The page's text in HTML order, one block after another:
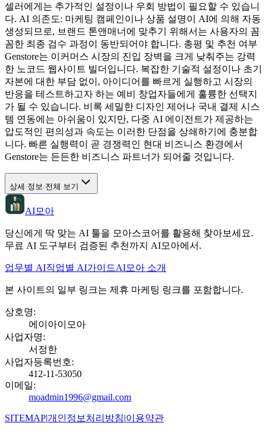
셀러에게는 추가적인 설정이나 우회 방법이 필요할 수 있습니
다. AI 의존도: 마케팅 캠페인이나 상품 설명이 AI에 의해 자동
생성되므로, 브랜드 톤앤매너에 맞추기 위해서는 사용자의 꼼
꼼한 최종 검수 과정이 동반되어야 합니다. 총평 및 추천 여부
Genstore는 이커머스 시장의 진입 장벽을 크게 낮춰주는 강력
한 노코드 웹사이트 빌더입니다. 복잡한 기술적 설정이나 초기
자본에 대한 부담 없이, 아이디어를 빠르게 실행하고 시장의
반응을 테스트하고자 하는 예비 창업자들에게 훌륭한 선택지
가 될 수 있습니다. 비록 세밀한 디자인 제어나 국내 결제 시스
템 연동에는 아쉬움이 있지만, 다중 AI 에이전트가 제공하는
압도적인 편의성과 속도는 이러한 단점을 상쇄하기에 충분합
니다. 빠른 실행력이 곧 경쟁력인 현대 비즈니스 환경에서
Genstore는 든든한 비즈니스 파트너가 되어줄 것입니다.
상세 정보 전체 보기
AI모아
당신에게 딱 맞는 AI 툴을 모아스코어를 활용해 찾아보세요.
무료 AI 도구부터 검증된 추천까지 AI모아에서.
업무별 AI직업별 AI가이드AI모아 소개
본 사이트의 일부 링크는 제휴 마케팅 링크를 포함합니다.
상호명:
에이아이모아
사업자명:
서정한
사업자등록번호:
412-11-53050
이메일:
moadmin1996@gmail.com
SITEMAP|개인정보처리방침|이용약관